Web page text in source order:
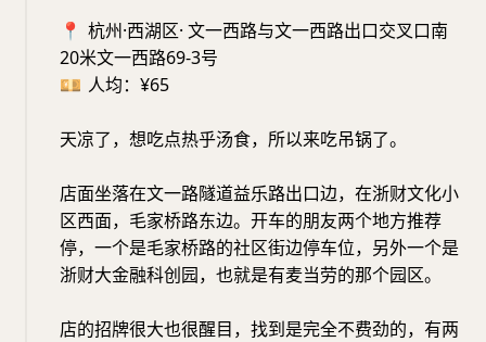
📍 杭州·西湖区· 文一西路与文一西路出口交叉口南
20米文一西路69-3号
💴 人均：¥65
天凉了，想吃点热乎汤食，所以来吃吊锅了。
店面坐落在文一路隧道益乐路出口边，在浙财文化小
区西面，毛家桥路东边。开车的朋友两个地方推荐
停，一个是毛家桥路的社区街边停车位，另外一个是
浙财大金融科创园，也就是有麦当劳的那个园区。
店的招牌很大也很醒目，找到是完全不费劲的，有两